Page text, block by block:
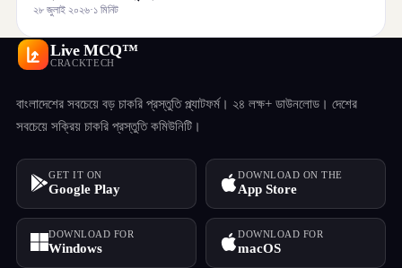
২৮ জুলাই ২০২৬·১ মিনিট
Live MCQ™
CRACKTECH
বাংলাদেশের সবচেয়ে বড় চাকরি প্রস্তুতি প্ল্যাটফর্ম। ২৪ লক্ষ+ ডাউনলোড। দেশের
সবচেয়ে সক্রিয় চাকরি প্রস্তুতি কমিউনিটি।
GET IT ON
Google Play
DOWNLOAD ON THE
App Store
DOWNLOAD FOR
Windows
DOWNLOAD FOR
macOS